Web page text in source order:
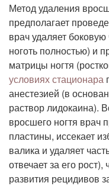
Метод удаления
предполагает
врач удаляет
ноготь полностью) и
матрицы ногтя
условиях стационара
анестезией (в
раствор лидокаина).
вросшего ногтя врач
пластины, иссекает
валика и удаляет
отвечает за его
развития рецидивов